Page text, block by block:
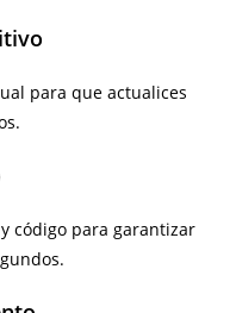
para que actualices
código para garantizar